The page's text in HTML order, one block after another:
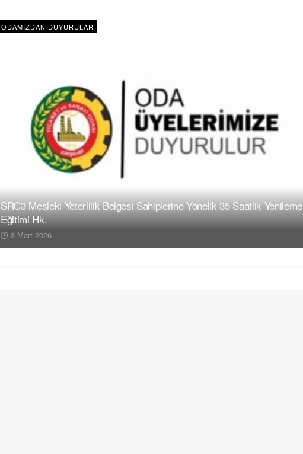
ODAMIZDAN DUYURULAR
SRC3 Mesleki Yeterlilik Belgesi Sahiplerine Yönelik 35 Saatlik Yenileme
Eğitimi Hk.
3 Mart 2026